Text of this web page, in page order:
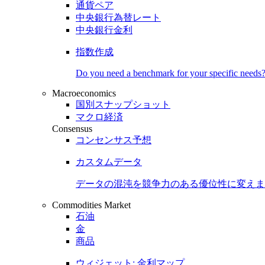
通貨ペア
中央銀行為替レート
中央銀行金利
指数作成
Do you need a benchmark for your specific needs?
Macroeconomics
国別スナップショット
マクロ経済
Consensus
コンセンサス予想
カスタムデータ
データの混沌を競争力のある優位性に変え
Commodities Market
石油
金
商品
ウィジェット: 金利マップ